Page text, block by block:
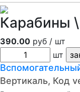
Карабины
390.00 руб / шт
шт
Вертикаль, Код